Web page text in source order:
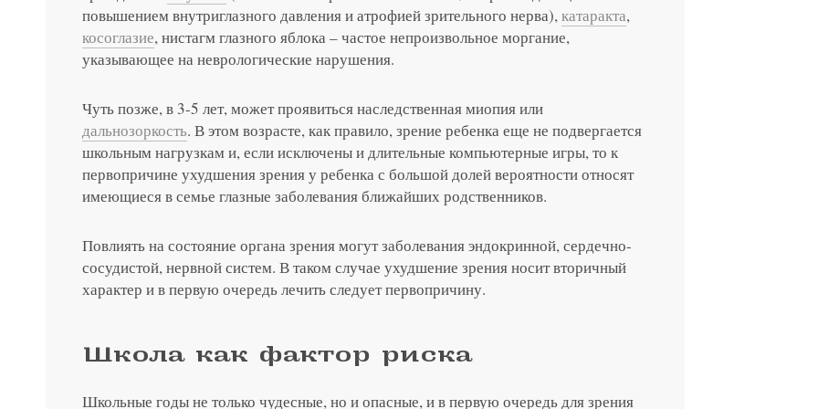
повышением внутриглазного давления и атрофией зрительного нерва),катаракта,
косоглазие, нистагм глазного яблока – частое непроизвольное моргание,
указывающее на неврологические нарушения.
Чуть позже, в 3-5 лет, может проявиться наследственная миопия или
дальнозоркость. В этом возрасте, как правило, зрение ребенка еще не подвергается
школьным нагрузкам и, если исключены и длительные компьютерные игры, то к
первопричине ухудшения зрения у ребенка с большой долей вероятности относят
имеющиеся в семье глазные заболевания ближайших родственников.
Повлиять на состояние органа зрения могут заболевания эндокринной, сердечно-
сосудистой, нервной систем. В таком случае ухудшение зрения носит вторичный
характер и в первую очередь лечить следует первопричину.
Школа как фактор риска
Школьные годы не только чудесные, но и опасные, и в первую очередь для зрения
Записаться на прием в
Нажимая на кнопку «Отправить», вы даете согласие на обработку
Связаться с
Оставить отзыв
Подать обращение или
Заказать линзы по